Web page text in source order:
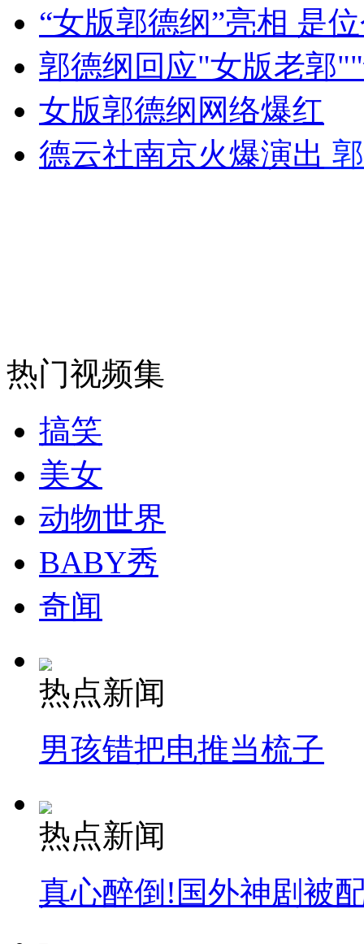
女孩北京地铁殴打老人 痛下狠手拳打脚踢
无痛分娩是否安全 医生回应
外交部：反对强权政治霸凌主义
消防员救轻生者
司机酒驾遇交警 急速倒车逃窜
“女版郭德纲”亮相 是
郭德纲回应"女版老郭
女版郭德纲网络爆红
德云社南京火爆演出
热门视频集
搞笑
美女
动物世界
BABY秀
奇闻
热点新闻
男孩错把电推当梳子
热点新闻
真心醉倒!国外神剧被